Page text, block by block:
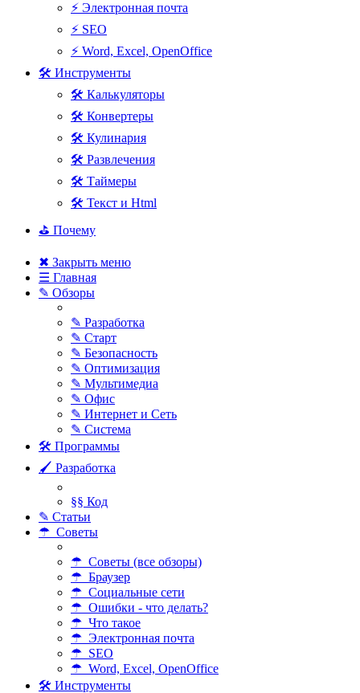
⚡ Электронная почта
⚡ SEO
⚡ Word, Excel, OpenOffice
🛠 Инструменты
🛠 Калькуляторы
🛠 Конвертеры
🛠 Кулинария
🛠 Развлечения
🛠 Таймеры
🛠 Текст и Html
⛳ Почему
✖ Закрыть меню
☰ Главная
✎ Обзоры
✎ Разработка
✎ Старт
✎ Безопасность
✎ Оптимизация
✎ Мультимедиа
✎ Офис
✎ Интернет и Сеть
✎ Система
🛠 Программы
🖌 Разработка
§§ Код
✎ Статьи
☂ Советы
☂ Советы (все обзоры)
☂ Браузер
☂ Социальные сети
☂ Ошибки - что делать?
☂ Что такое
☂ Электронная почта
☂ SEO
☂ Word, Excel, OpenOffice
🛠 Инструменты